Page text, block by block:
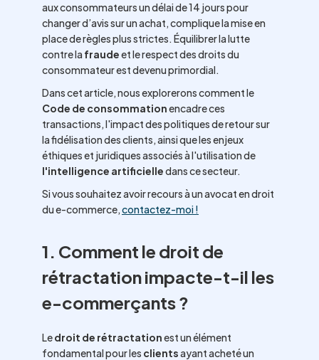
aux consommateurs un délai de 14 jours pour
changer d’avis sur un achat, complique la mise en
place de règles plus strictes. Équilibrer la lutte
contre la fraudeet le respect des droits du
consommateur est devenu primordial.
Dans cet article, nous explorerons comment le
Code de consommationencadre ces
transactions, l'impact des politiques de retour sur
la fidélisation des clients, ainsi que les enjeux
éthiques et juridiques associés à l'utilisation de
l'intelligence artificielledans ce secteur.
Si vous souhaitez avoir recours à un avocat en droit
du e-commerce,contactez-moi !
1. Comment le droit de
rétractation impacte-t-il les
e-commerçants ?
Ledroit de rétractationest un élément
fondamental pour les clientsayant acheté un